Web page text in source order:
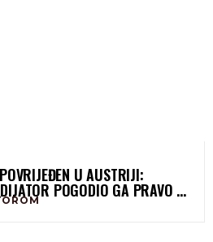
U AUSTRIJI:
POGODIO GA PRAVO U